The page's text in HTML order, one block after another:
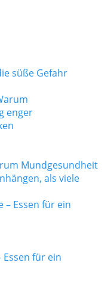
süße Gefahr
Mundgesundheit
als viele
für ein